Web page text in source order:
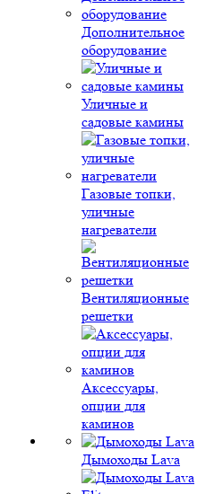
Дополнительное
оборудование
Уличные и
садовые камины
Газовые топки,
уличные
нагреватели
Вентиляционные
решетки
Аксессуары,
опции для
каминов
Дымоходы Lava